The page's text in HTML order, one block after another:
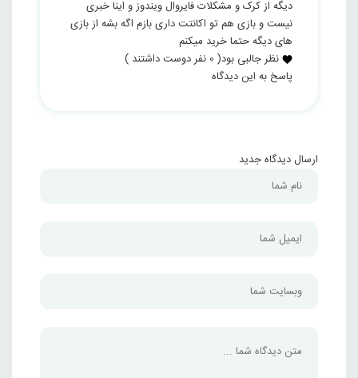
دیگه از کرک و مشکلات فایروال ویندوز و اینا خبری
نیست و بازی هم تو اکانتت داری بازم اگه بشه از بازی
های دیگه حتما خرید میکنم
نظر جالبی بود(
0 نفر دوست داشتند )
پاسخ به این دیدگاه
ارسال دیدگاه جدید